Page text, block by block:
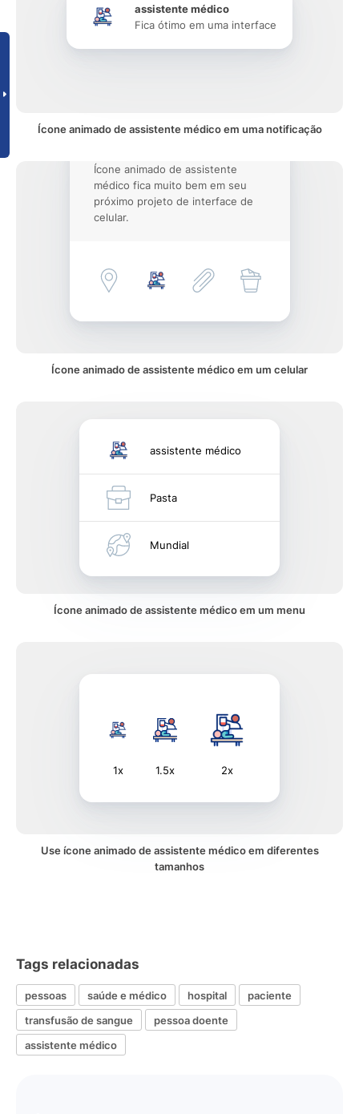
assistente médico
Fica ótimo em uma interface
Ícone animado de assistente médico em uma notificação
Ícone animado de assistente
médico fica muito bem em seu
próximo projeto de interface de
celular.
Ícone animado de assistente médico em um celular
assistente médico
Pasta
Mundial
Ícone animado de assistente médico em um menu
1x 1.5x 2x
Use ícone animado de assistente médico em diferentes
tamanhos
Tags relacionadas
pessoas saúde e médico hospital
paciente
transfusão de sangue
pessoa doente
assistente médico